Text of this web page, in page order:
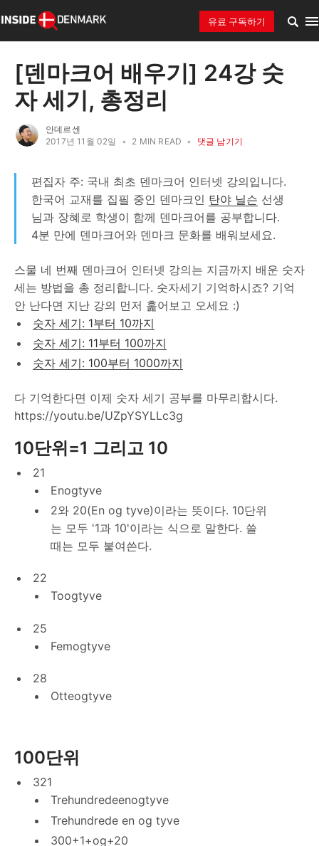
유료 구독하기
[덴마크어 배우기] 24강 숫
자 세기, 총정리
안데르센
2017년 11월 02일
• 2 MIN READ • 댓글 남기기
편집자 주: 국내 최초 덴마크어 인터넷 강의입니다.
한국어 교재를 집필 중인 덴마크인 탄야 닐슨 선생
님과 장혜로 학생이 함께 덴마크어를 공부합니다.
4분 만에 덴마크어와 덴마크 문화를 배워보세요.
스물 네 번째 덴마크어 인터넷 강의는 지금까지 배운 숫자
세는 방법을 총 정리합니다. 숫자세기 기억하시죠? 기억
안 난다면 지난 강의 먼저 훑어보고 오세요 :)
숫자 세기: 1부터 10까지
숫자 세기: 11부터 100까지
숫자 세기: 100부터 1000까지
다 기억한다면 이제 숫자 세기 공부를 마무리합시다.
https://youtu.be/UZpYSYLLc3g
10단위=1 그리고 10
21
Enogtyve
2와 20(En og tyve)이라는 뜻이다. 10단위
는 모두 '1과 10'이라는 식으로 말한다. 쓸
때는 모두 붙여쓴다.
22
Toogtyve
25
Femogtyve
28
Otteogtyve
100단위
321
Trehundredeenogtyve
Trehundrede en og tyve
300+1+og+20